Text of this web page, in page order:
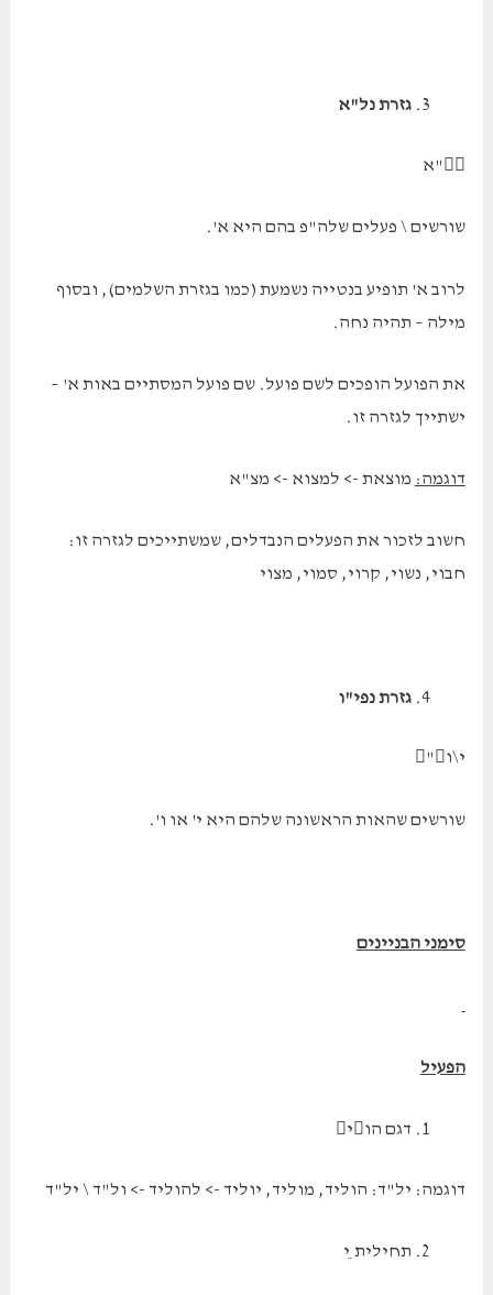
גזרת נל"א
"א
שורשים \ פעלים שלה"פ בהם היא א'.
לרוב א' תופיע בנטייה נשמעת (כמו בגזרת השלמים), ובסוף
מילה – תהיה נחה.
את הפועל הופכים לשם פועל. שם פועל המסתיים באות א' –
ישתייך לגזרה זו.
דוגמה: מוצאת -> למצוא -> מצ"א
חשוב לזכור את הפעלים הנבדלים, שמשתייכים לגזרה זו:
חבוי, נשוי, קרוי, סמוי, מצוי
גזרת נפי"ו
י\ו"
שורשים שהאות הראשונה שלהם היא י' או ו'.
סימני הבניינים
הפעיל
דגם הוי
דוגמה: יל"ד: הוליד, מוליד, יוליד -> להוליד -> ול"ד \ יל"ד
תחילית ֵי